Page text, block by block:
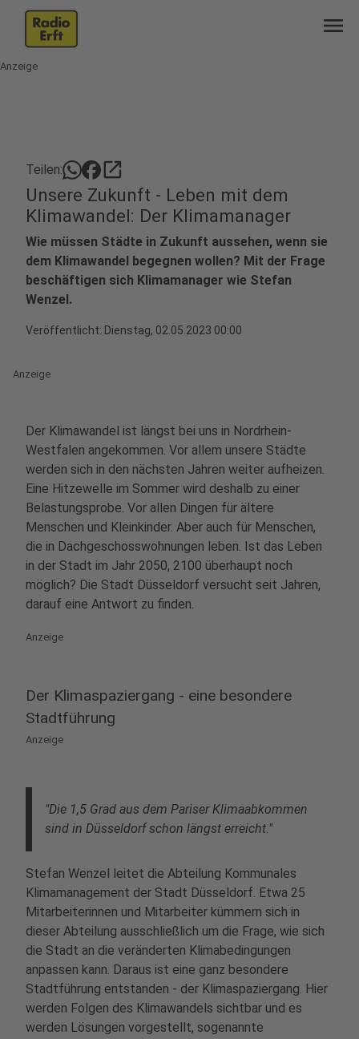
menu
Anzeige
Teilen: open_in_new
Unsere Zukunft - Leben mit dem
Klimawandel: Der Klimamanager
Wie müssen Städte in Zukunft aussehen, wenn sie
dem Klimawandel begegnen wollen? Mit der Frage
beschäftigen sich Klimamanager wie Stefan
Wenzel.
Veröffentlicht: Dienstag, 02.05.2023 00:00
Anzeige
Der Klimawandel ist längst bei uns in Nordrhein-
Westfalen angekommen. Vor allem unsere Städte
werden sich in den nächsten Jahren weiter aufheizen.
Eine Hitzewelle im Sommer wird deshalb zu einer
Belastungsprobe. Vor allen Dingen für ältere
Menschen und Kleinkinder. Aber auch für Menschen,
die in Dachgeschosswohnungen leben. Ist das Leben
in der Stadt im Jahr 2050, 2100 überhaupt noch
möglich? Die Stadt Düsseldorf versucht seit Jahren,
darauf eine Antwort zu finden.
Anzeige
Der Klimaspaziergang - eine besondere
Stadtführung
Anzeige
"Die 1,5 Grad aus dem Pariser Klimaabkommen
sind in Düsseldorf schon längst erreicht."
Stefan Wenzel leitet die Abteilung Kommunales
Klimamanagement der Stadt Düsseldorf. Etwa 25
Mitarbeiterinnen und Mitarbeiter kümmern sich in
dieser Abteilung ausschließlich um die Frage, wie sich
die Stadt an die veränderten Klimabedingungen
anpassen kann. Daraus ist eine ganz besondere
Stadtführung entstanden - der Klimaspaziergang. Hier
werden Folgen des Klimawandels sichtbar und es
werden Lösungen vorgestellt, sogenannte